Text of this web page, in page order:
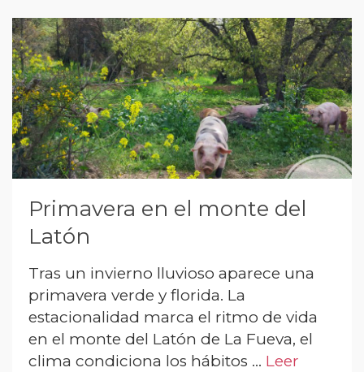
Primavera en el monte del
Latón
Tras un invierno lluvioso aparece una
primavera verde y florida. La
estacionalidad marca el ritmo de vida
en el monte del Latón de La Fueva, el
clima condiciona los hábitos … Leer